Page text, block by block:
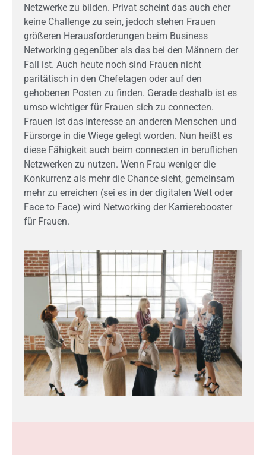
Netzwerke zu bilden. Privat scheint das auch eher
keine Challenge zu sein, jedoch stehen Frauen
größeren Herausforderungen beim Business
Networking gegenüber als das bei den Männern der
Fall ist. Auch heute noch sind Frauen nicht
paritätisch in den Chefetagen oder auf den
gehobenen Posten zu finden. Gerade deshalb ist es
umso wichtiger für Frauen sich zu connecten.
Frauen ist das Interesse an anderen Menschen und
Fürsorge in die Wiege gelegt worden. Nun heißt es
diese Fähigkeit auch beim connecten in beruflichen
Netzwerken zu nutzen. Wenn Frau weniger die
Konkurrenz als mehr die Chance sieht, gemeinsam
mehr zu erreichen (sei es in der digitalen Welt oder
Face to Face) wird Networking der Karrierebooster
für Frauen.